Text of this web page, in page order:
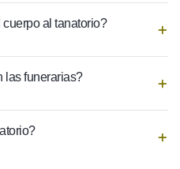
al tanatorio?
las funerarias?